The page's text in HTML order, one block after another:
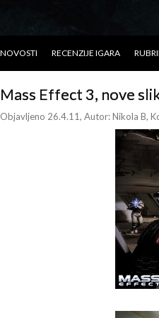
NOVOSTI RECENZIJE IGARA
Mass Effect 3, nove
Objavljeno 26.4.11, Autor:Nikola B,